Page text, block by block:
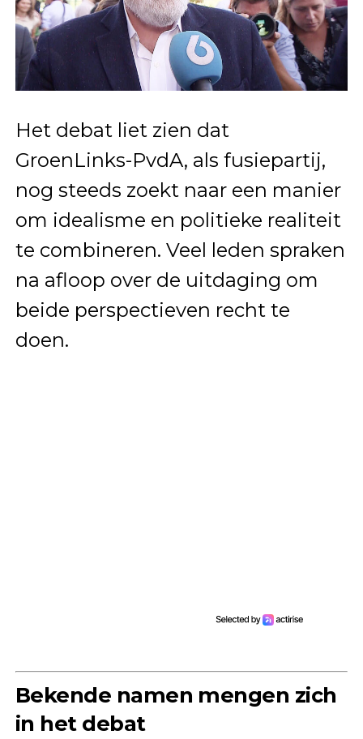
Het debat liet zien dat
GroenLinks-PvdA, als fusiepartij,
nog steeds zoekt naar een manier
om idealisme en politieke realiteit
te combineren. Veel leden spraken
na afloop over de uitdaging om
beide perspectieven recht te
doen.
Bekende namen mengen zich
in het debat